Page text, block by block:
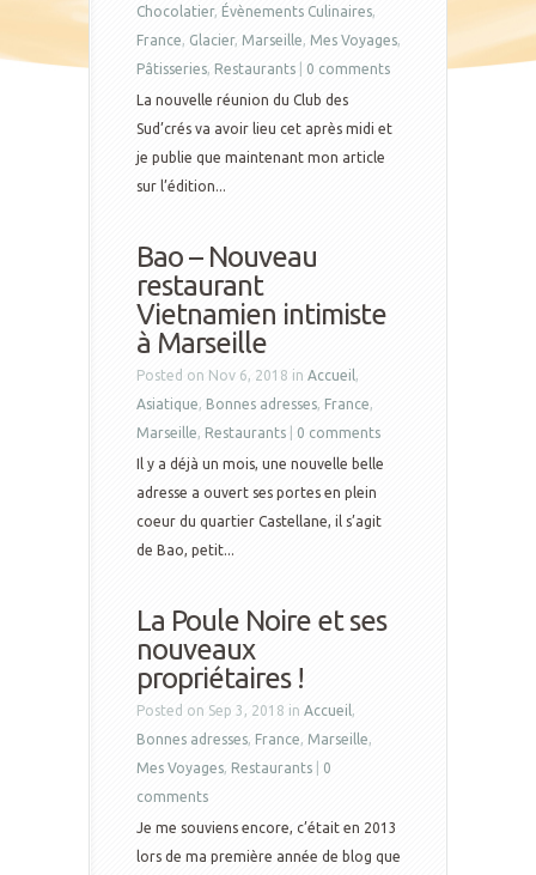
Chocolatier, Évènements Culinaires,
France, Glacier, Marseille, Mes Voyages,
Pâtisseries, Restaurants
0 comments
La nouvelle réunion du Club des
Sud’crés va avoir lieu cet après midi et
je publie que maintenant mon article
sur l’édition...
Bao – Nouveau
restaurant
Vietnamien intimiste
à Marseille
Posted on Nov 6, 2018 in Accueil ,
Asiatique, Bonnes adresses, France,
Marseille, Restaurants
0 comments
Il y a déjà un mois, une nouvelle belle
adresse a ouvert ses portes en plein
coeur du quartier Castellane, il s’agit
de Bao, petit...
La Poule Noire et ses
nouveaux
propriétaires !
Posted on Sep 3, 2018 in Accueil ,
Bonnes adresses, France, Marseille,
Mes Voyages, Restaurants
0
comments
Je me souviens encore, c’était en 2013
lors de ma première année de blog que